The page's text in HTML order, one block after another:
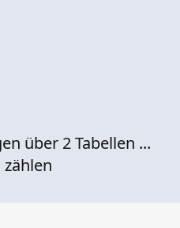
über 2 Tabellen ...